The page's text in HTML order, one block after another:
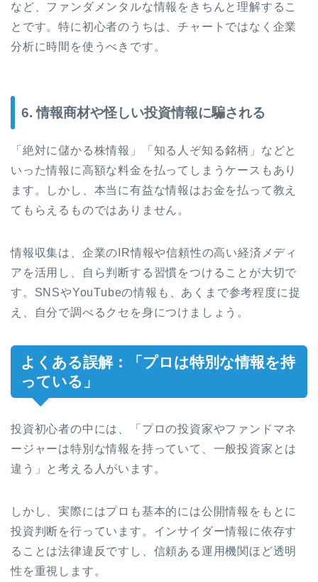
など、ファンダメンタルな情報をきちんと理解するこ
とです。特に初心者のうちは、チャートではなく企業
分析に時間を使うべきです。
6. 情報商材や怪しい投資情報に騙される
「絶対に儲かる株情報」「知る人ぞ知る銘柄」などと
いった情報に高額な料金を払ってしまうケースもあり
ます。しかし、本当に有益な情報はお金を払って教え
てもらえるものではありません。
情報収集は、企業のIR情報や信頼性の高い経済メディ
アを活用し、自ら判断する習慣をつけることが大切で
す。SNSやYouTubeの情報も、あくまで参考程度に捉
え、自分で調べるクセを身につけましょう。
よくある誤解：「プロは特別な情報を持
っている」
投資初心者の中には、「プロの投資家やファンドマネ
ージャーは特別な情報を持っていて、一般投資家とは
違う」と考える人がいます。
しかし、実際にはプロも基本的には公開情報をもとに
投資判断を行っています。インサイダー情報に依存す
ることは法律違反ですし、信頼ある運用機関ほど透明
性を重視します。